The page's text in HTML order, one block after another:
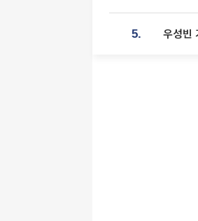
5. 우성빈